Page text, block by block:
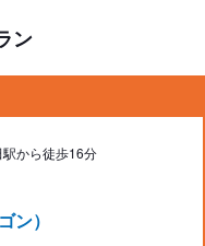
ン
から徒歩16分
ン）